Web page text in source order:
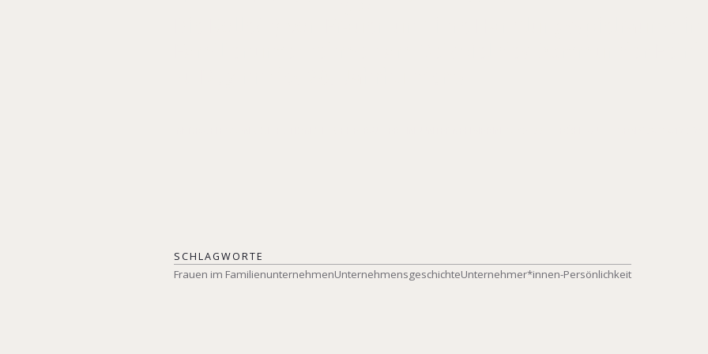
SCHLAGWORTE
Frauen im FamilienunternehmenUnternehmensgeschichteUnternehmer*innen-Persönlichkeit